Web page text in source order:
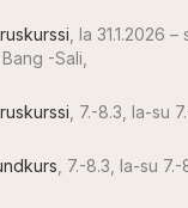
, la 31.1.2026
-Sali,
, 7.-8.3, la-su
, 7.-8.3, la-su 7.-